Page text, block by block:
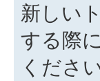
新しい
する際
くださ